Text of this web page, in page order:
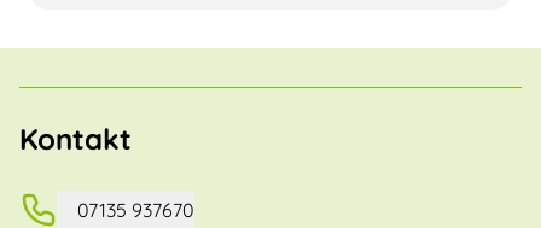
Kontakt
07135 937670